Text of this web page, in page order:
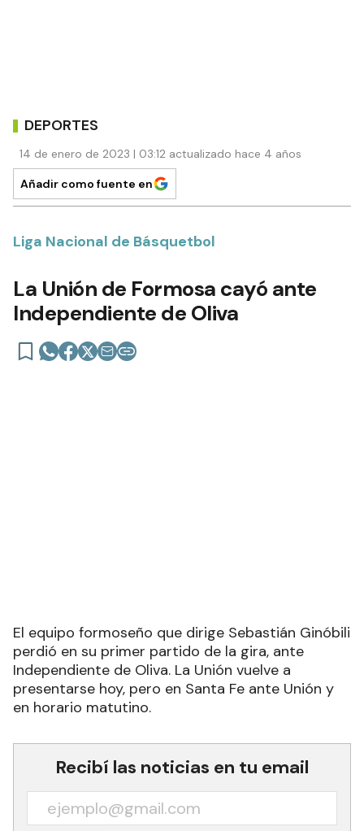
DEPORTES
14 de enero de 2023 | 03:12 actualizado hace 4 años
Liga Nacional de Básquetbol
La Unión de Formosa cayó ante
Independiente de Oliva
El equipo formoseño que dirige Sebastián Ginóbili
perdió en su primer partido de la gira, ante
Independiente de Oliva. La Unión vuelve a
en horario matutino.
Recibí las noticias en tu email